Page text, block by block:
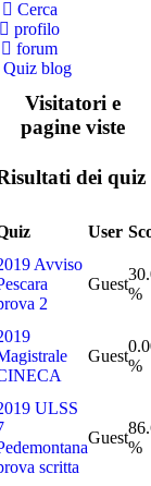
Cerca
profilo
forum
Quiz blog
Visitatori e
pagine viste
dei quiz
User
Avviso
2
Guest
%
Guest
%
ULSS
scritta
Guest
%